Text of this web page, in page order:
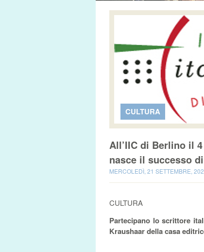
CULTURA
All’IIC di Berlino il
nasce il successo
MERCOLEDÌ, 21 SETTEMBRE,
CULTURA
Partecipano lo scrittore
Kraushaar della casa